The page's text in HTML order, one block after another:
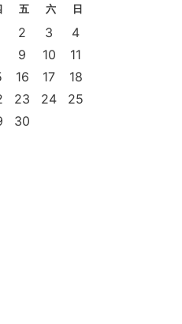
五 六 日
2 3
4
9 10
11
16 17
18
23 24
25
30